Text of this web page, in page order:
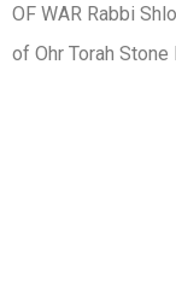
OF WAR Rabbi
of Ohr Torah